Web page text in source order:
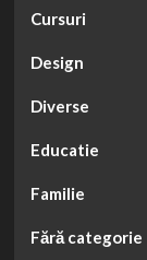
Cursuri
Design
Diverse
Educatie
Familie
Fără categorie